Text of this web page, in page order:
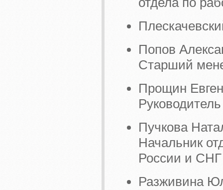
Попов
Старший
Прощин
Пучкова
Начальник
России и СНГ
Разживина